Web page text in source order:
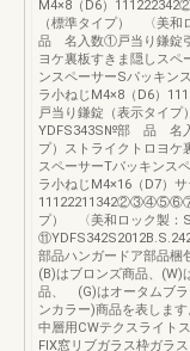
M4×8（D6）
（標準タイプ） 〈美
品 名入数①戸当り鎌錠
ヨケ裏板すきま隠しスペ
ンスペーサーSパッキン
ラ小ねじM4×8（D6
戸当り鎌錠（表示タイ
YDFS343S№部 品 名入
プ）ストライクトロヨケ
スペーサーTパッキンス
ラ小ねじM4×16（D7）サ
プ） 〈美和ロック製：
部品ハンガードア部品梱
(B)はブロンズ商品、(W)
品、 (G)はオータムブラ
ンカラー)商品を表しま
中層用CWテクスライト
FIX窓リブガラス枠ガラ